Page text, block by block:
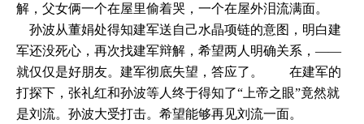
解，父女俩一个在屋里偷着哭，一个在屋外泪流满面。
孙波从董娟处得知建军送自己水晶项链的意图，明白建
军还没死心，再次找建军辩解，希望两人明确关系，——
就仅仅是好朋友。建军彻底失望，答应了。 在建军的
打探下，张礼红和孙波等人终于得知了“上帝之眼”竟然就
是刘流。孙波大受打击。希望能够再见刘流一面。